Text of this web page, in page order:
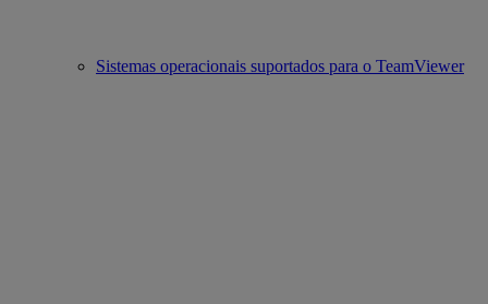
Sistemas operacionais suportados para o TeamViewer